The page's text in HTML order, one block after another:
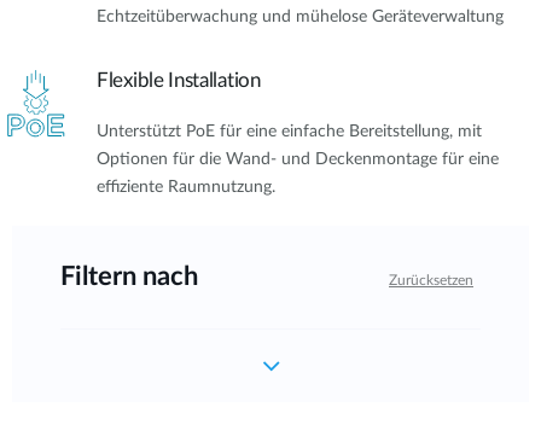
Echtzeitüberwachung und mühelose Geräteverwaltung
Flexible Installation
Unterstützt PoE für eine einfache Bereitstellung, mit
Optionen für die Wand- und Deckenmontage für eine
effiziente Raumnutzung.
Filtern nach Zurücksetzen